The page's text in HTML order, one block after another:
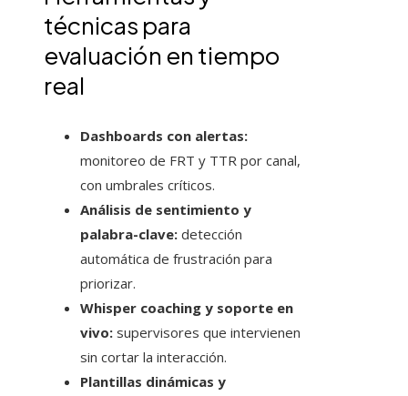
técnicas para
evaluación en tiempo
real
Dashboards con alertas:
monitoreo de FRT y TTR por canal,
con umbrales críticos.
Análisis de sentimiento y
palabra-clave: detección
automática de frustración para
priorizar.
Whisper coaching y soporte en
vivo: supervisores que intervienen
sin cortar la interacción.
Plantillas dinámicas y